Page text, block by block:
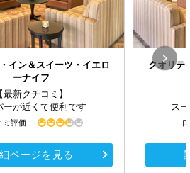
イン＆スイーツ・イエロ
ーナイフ
【最新クチコミ】
ーが近くて便利です
ミ評価
ページを見る
クオリテ
ス